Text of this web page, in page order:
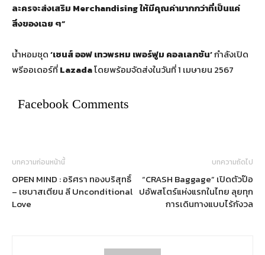
ละครจะส่งเสริม Merchandising ให้มีคุณค่ามากกว่าที่เป็นแค่
สิ่งของเฉย ๆ”
น้ำหอมชุด‘เซนส์ ออฟ เทวพรหม เพอร์ฟูม คอลเลกชัน’กำลังเปิด
พรีออเดอร์ที่Lazadaโดยพร้อมจัดส่งในวันที่ 1 เมษายน 2567
Facebook Comments
บทความก่อนหน้านี้
OPEN MIND : อริศรา ทองบริสุทธิ์
– เซบาสเตียน ลี Unconditional
Love
บทความถัดไป
“CRASH Baggage” เปิดตัวป๊อ
ปอัพสโตร์แห่งแรกในไทย ลุยทุก
การเดินทางแบบไร้กังวล